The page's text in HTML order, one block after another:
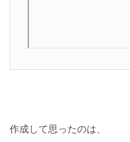
作成して思ったのは、